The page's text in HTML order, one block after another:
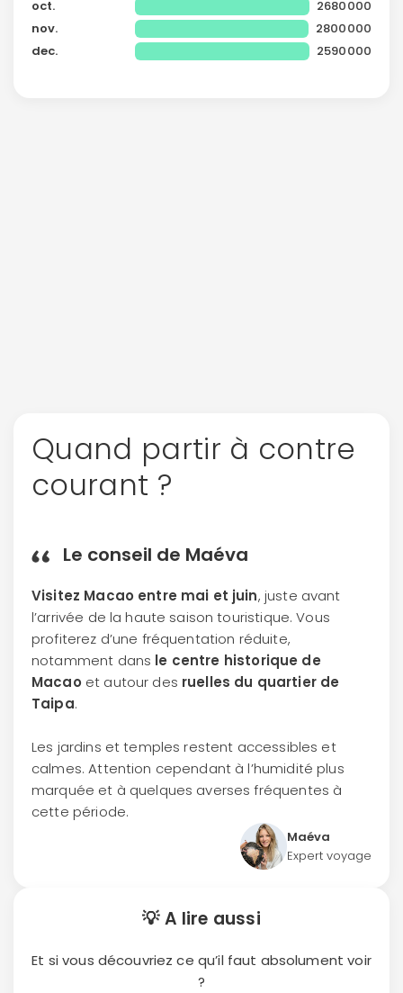
oct.
2680000
nov.
2800000
dec.
2590000
Quand partir à contre
courant ?
Le conseil de Maéva
Visitez Macao entre mai et juin, juste avant
l’arrivée de la haute saison touristique. Vous
profiterez d’une fréquentation réduite,
notamment dans le centre historique de
Macao et autour des ruelles du quartier de
Taipa.
Les jardins et temples restent accessibles et
calmes. Attention cependant à l’humidité plus
marquée et à quelques averses fréquentes à
cette période.
Maéva
Expert voyage
💡 A lire aussi
Et si vous découvriez ce qu’il faut absolument voir
?